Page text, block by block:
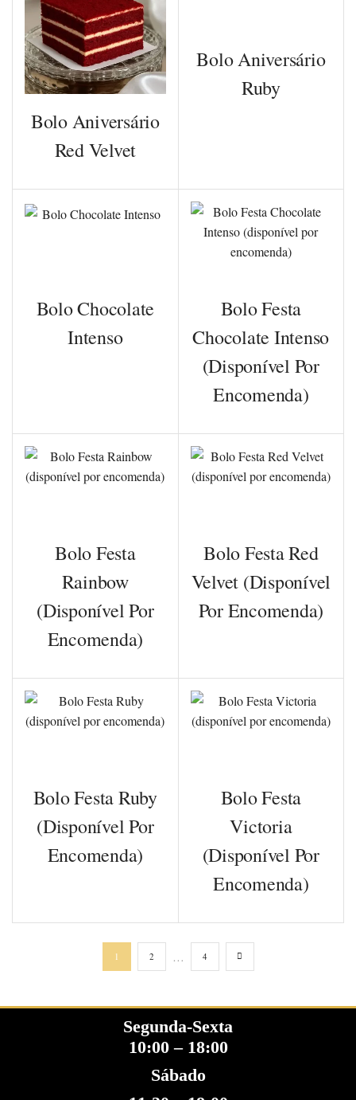
Bolo Aniversário
Red Velvet
Bolo Aniversário
Ruby
Bolo Chocolate
Intenso
Bolo Festa
Chocolate Intenso
(disponível Por
Encomenda)
Bolo Festa
Rainbow
(disponível Por
Encomenda)
Bolo Festa Red
Velvet (disponível
Por Encomenda)
Bolo Festa Ruby
(disponível Por
Encomenda)
Bolo Festa
Victoria
(disponível Por
Encomenda)
1 2 … 4
Segunda-Sexta
10:00 – 18:00
Sábado